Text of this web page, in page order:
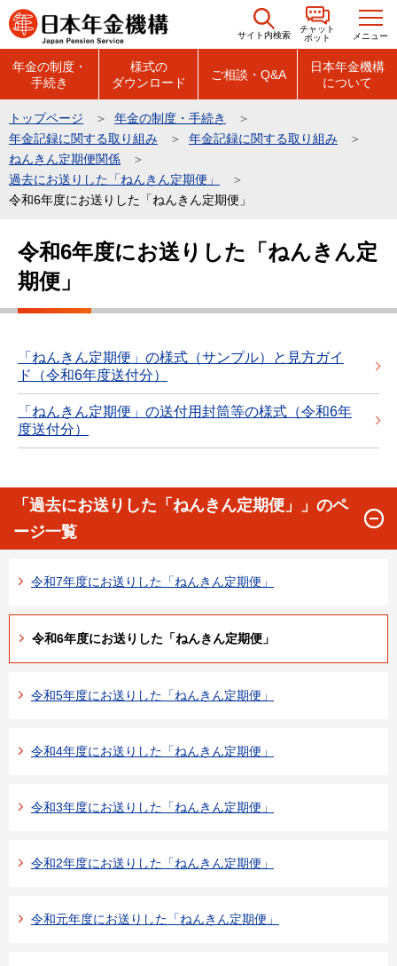
こ
の
の
先
頭
で
サイト内検索
チャット
ボット
メニュー
年金の制度・
手続き
様式の
ダウンロード
ご相談・Q&A
日本年金機構
について
トップページ
年金の制度・手続き
年金記録に関する取り組み
年金記録に関する取り組み
ねんきん定期便関係
過去にお送りした「ねんきん定期便」
令和6年度にお送りした「ねんきん定期便」
令和6年度にお送りした「ねんきん定
期便」
「ねんきん定期便」の様式（サンプル）と見方ガイ
ド（令和6年度送付分）
「ねんきん定期便」の送付用封筒等の様式（令和6年
度送付分）
「過去にお送りした「ねんきん定期便」」のペ
ージ一覧
令和7年度にお送りした「ねんきん定期便」
令和6年度にお送りした「ねんきん定期便」
令和5年度にお送りした「ねんきん定期便」
令和4年度にお送りした「ねんきん定期便」
令和3年度にお送りした「ねんきん定期便」
令和2年度にお送りした「ねんきん定期便」
令和元年度にお送りした「ねんきん定期便」